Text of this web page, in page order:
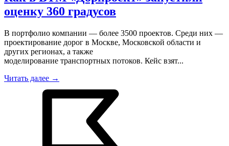
оценку 360 градусов
В портфолио компании — более 3500 проектов. Среди них —
проектирование дорог в Москве, Московской области и
других регионах, а также
моделирование транспортных потоков. Кейс взят...
Читать далее →